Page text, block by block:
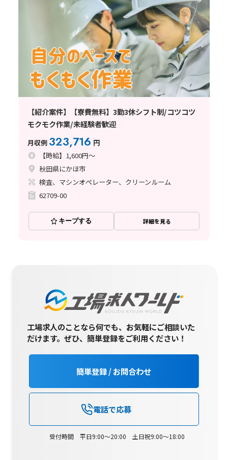
【紹介案件】【寮費無料】3勤3休シフト制/コツコツ
モクモク作業/未経験者歓迎
月収例 323,716 円
【時給】1,600円～
秋田県にかほ市
検査、マシンオペレーター、クリーンルーム
62709-00
キープする 詳細を見る
工場求人のことなら何でも、お気軽にご相談いた
だけます。ぜひ、簡単登録をご利用ください！
簡単登録 / お問合わせ
電話で応募
受付時間 平日9:00～20:00 土日祝9:00～18:00